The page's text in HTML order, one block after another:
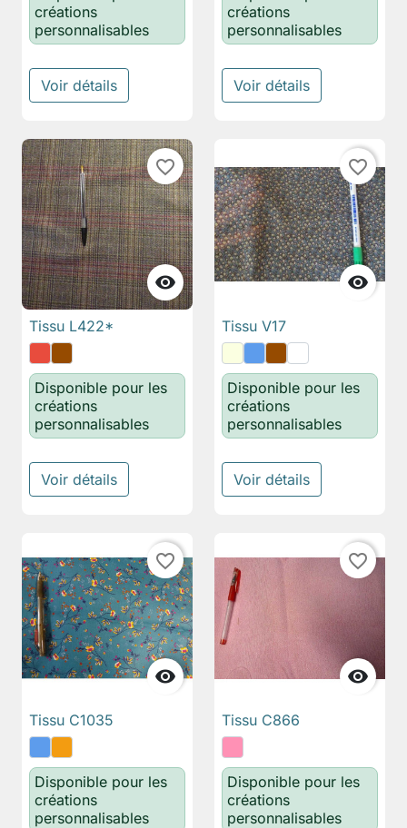
créations
personnalisables
Voir détails
créations
personnalisables
Voir détails

favorite_border
Tissu L422*
Disponible pour les
créations
personnalisables
Voir détails

favorite_border
Tissu V17
Disponible pour les
créations
personnalisables
Voir détails

favorite_border
Tissu C1035
Disponible pour les
créations
personnalisables

favorite_border
Tissu C866
Disponible pour les
créations
personnalisables